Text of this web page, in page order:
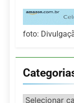
foto:
Categorias